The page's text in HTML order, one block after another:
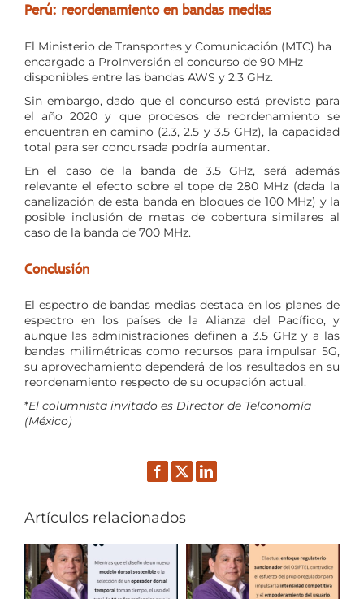
Perú: reordenamiento en bandas medias
El Ministerio de Transportes y Comunicación (MTC) ha
encargado a ProInversión el concurso de 90 MHz
disponibles entre las bandas AWS y 2.3 GHz.
Sin embargo, dado que el concurso está previsto para
el año 2020 y que procesos de reordenamiento se
encuentran en camino (2.3, 2.5 y 3.5 GHz), la capacidad
total para ser concursada podría aumentar.
En el caso de la banda de 3.5 GHz, será además
relevante el efecto sobre el tope de 280 MHz (dada la
canalización de esta banda en bloques de 100 MHz) y la
posible inclusión de metas de cobertura similares al
caso de la banda de 700 MHz.
Conclusión
El espectro de bandas medias destaca en los planes de
espectro en los países de la Alianza del Pacífico, y
aunque las administraciones definen a 3.5 GHz y a las
bandas milimétricas como recursos para impulsar 5G,
su aprovechamiento dependerá de los resultados en su
reordenamiento respecto de su ocupación actual.
*El columnista invitado es Director de Telconomía
(México)
Facebook
TwitterLinkedIn
Artículos relacionados